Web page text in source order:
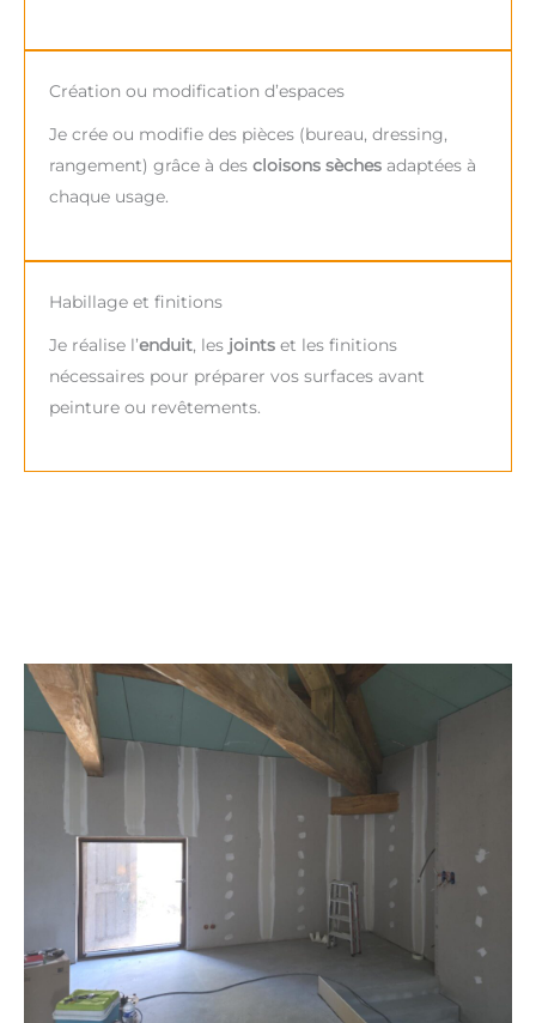
Création ou modification d’espaces
Je crée ou modifie des pièces (bureau, dressing,
rangement) grâce à des cloisons sèches adaptées à
chaque usage.
Habillage et finitions
Je réalise l’enduit, les joints et les finitions
nécessaires pour préparer vos surfaces avant
peinture ou revêtements.